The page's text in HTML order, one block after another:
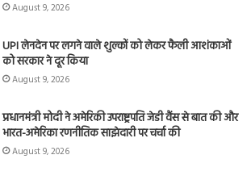
August 9, 2026
UPI लेनदेन पर लगने वाले शुल्कों को लेकर फैली आशंकाओं
को सरकार ने दूर किया
August 9, 2026
प्रधानमंत्री मोदी ने अमेरिकी उपराष्ट्रपति जेडी वैंस से बात की और
भारत-अमेरिका रणनीतिक साझेदारी पर चर्चा की
August 9, 2026